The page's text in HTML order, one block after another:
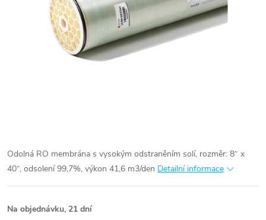
Odolná RO membrána s vysokým odstraněním solí, rozměr: 8“ x
40“, odsolení 99,7%, výkon 41,6 m3/den Detailní informace
Na objednávku, 21 dní